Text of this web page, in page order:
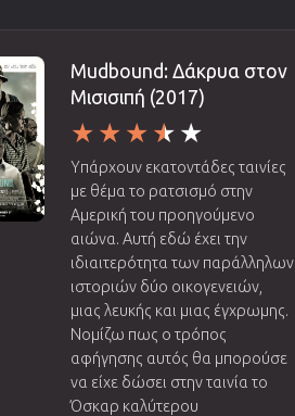
Mudbound: Δάκρυα στον
Μισισιπή (2017)
Υπάρχουν εκατοντάδες ταινίες
με θέμα το ρατσισμό στην
Αμερική του προηγούμενο
αιώνα. Αυτή εδώ έχει την
ιδιαιτερότητα των παράλληλων
ιστοριών δύο οικογενειών,
μιας λευκής και μιας έγχρωμης.
Νομίζω πως ο τρόπος
αφήγησης αυτός θα μπορούσε
να είχε δώσει στην ταινία το
Όσκαρ καλύτερου